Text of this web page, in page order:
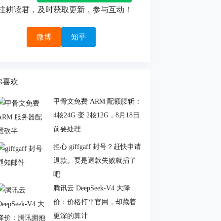
耕读君，及时获取更新，参与互动！
微博 知乎
喜欢
甲骨文免费 ARM 配额腰斩：
4核24G 变 2核12G，8月18日
前要处理
担心 giffgaff 封号？赶快申请
退款。要是退款失败就捐了
吧
腾讯云 DeepSeek-V4 大降
价：价格打平官网，却藏着
更深的算计